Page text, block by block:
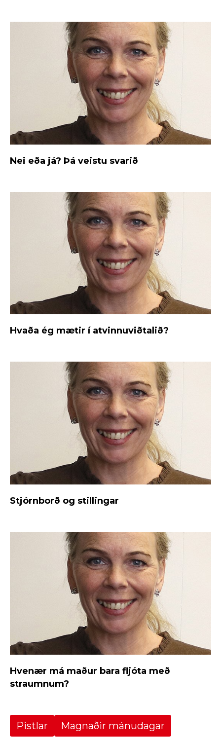
Nei eða já? Þá veistu svarið
Hvaða ég mætir í atvinnuviðtalið?
Stjórnborð og stillingar
Hvenær má maður bara fljóta með
straumnum?
Pistlar Magnaðir mánudagar